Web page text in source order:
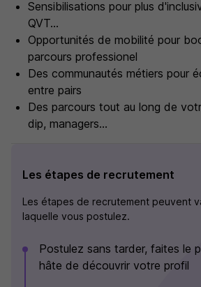
Sensibilisations pour plus
QVT...
Opportunités de mobilité pour
parcours professionel
Des communautés métiers pour
entre pairs
Des parcours tout au long de
dip, managers...
Les étapes de recrutement
Les étapes de recrutement peuvent
laquelle vous postulez.
Postulez sans tarder, faites le
hâte de découvrir votre profil